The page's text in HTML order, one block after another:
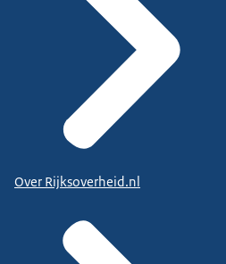
Over Rijksoverheid.nl